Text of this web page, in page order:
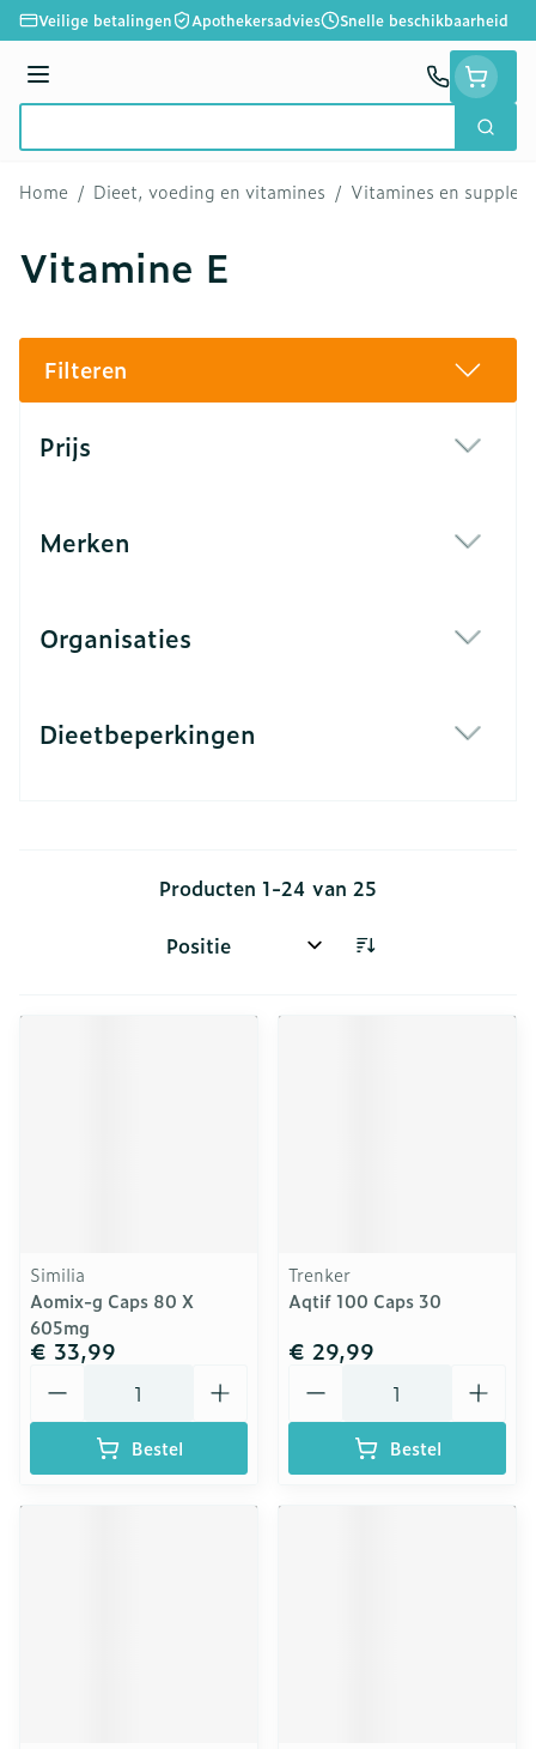
Ga naar de inhoud
Veilige betalingen Apothekersadvies Snelle beschikbaarheid
Menu
Zoek
Home / Dieet, voeding en vitamines / Vitamines en
Vitamine E
Filteren
Prijs
Merken
Organisaties
Dieetbeperkingen
Producten 1-24 van 25
Sorteer op:
Similia
Aomix-g Caps 80 X
605mg
€ 33,99
Bestel
Trenker
Aqtif 100 Caps 30
€ 29,99
Bestel